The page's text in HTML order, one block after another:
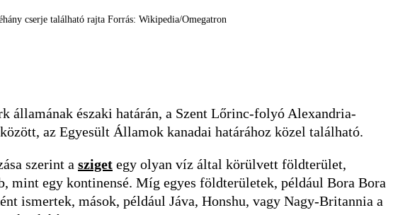
cserje található rajta Forrás: Wikipedia/Omegatron
államának északi határán, a Szent Lőrinc-folyó Alexandria-
az Egyesült Államok kanadai határához közel található.
szerint a sziget egy olyan víz által körülvett földterület,
mint egy kontinensé. Míg egyes földterületek, például Bora Bora
ismertek, mások, például Jáva, Honshu, vagy Nagy-Britannia a